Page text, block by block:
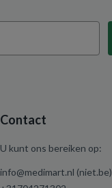
Contact
U kunt ons bereiken op:
info@medimart.nl (niet.be)